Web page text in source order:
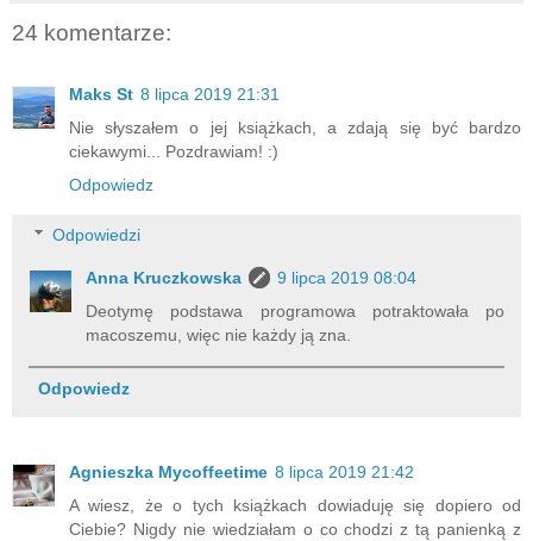
24 komentarze:
Maks St 8 lipca 2019 21:31
Nie słyszałem o jej książkach, a zdają się być bardzo
ciekawymi... Pozdrawiam! :)
Odpowiedz
Odpowiedzi
Anna Kruczkowska
9 lipca 2019 08:04
Deotymę podstawa programowa potraktowała po
macoszemu, więc nie każdy ją zna.
Odpowiedz
Agnieszka Mycoffeetime 8 lipca 2019 21:42
A wiesz, że o tych książkach dowiaduję się dopiero od
Ciebie? Nigdy nie wiedziałam o co chodzi z tą panienką z